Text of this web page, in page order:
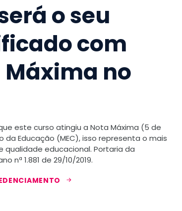
o seu
com
Máxima no
este curso atingiu a Nota Máxima (5 de
da Educação (MEC), isso representa o mais
qualidade educacional. Portaria da
nª 1.881 de 29/10/2019.